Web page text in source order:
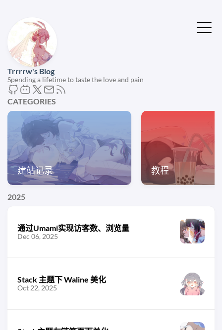
Trrrrw's Blog
Spending a lifetime to taste the love and pain
CATEGORIES
建站记录 教程
2025
通过Umami实现访客数、浏览量
Dec 06, 2025
Stack 主题下 Waline 美化
Oct 22, 2025